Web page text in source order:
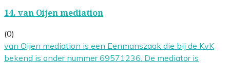
14. van Oijen mediation
(0)
van Oijen mediation is een Eenmanszaak die bij de KvK
bekend is onder nummer 69571236. De mediator is